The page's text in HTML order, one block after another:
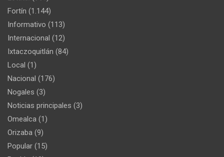
Fortín (1.144)
Informativo (113)
Internacional (12)
Ixtaczoquitlán (84)
Local (1)
Nacional (176)
Nogales (3)
Noticias principales (3)
Omealca (1)
Orizaba (9)
Popular (15)